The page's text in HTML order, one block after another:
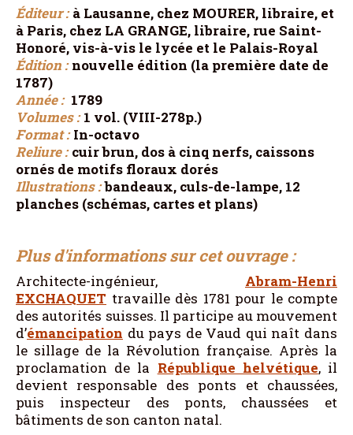
Éditeur :à Lausanne, chez MOURER, libraire, et
à Paris, chez LA GRANGE, libraire, rue Saint-
Honoré, vis-à-vis le lycée et le Palais-Royal
Édition :nouvelle édition (la première date de
1787)
Année :1789
Volumes :1 vol. (VIII-278p.)
Format :In-octavo
Reliure :cuir brun, dos à cinq nerfs, caissons
ornés de motifs floraux dorés
Illustrations :bandeaux, culs-de-lampe, 12
planches (schémas, cartes et plans)
Plus d'informations sur cet ouvrage :
Architecte-ingénieur, Abram-Henri
EXCHAQUET travaille dès 1781 pour le compte
des autorités suisses. Il participe au mouvement
d’émancipation du pays de Vaud qui naît dans
le sillage de la Révolution française. Après la
proclamation de la République helvétique, il
devient responsable des ponts et chaussées,
puis inspecteur des ponts, chaussées et
bâtiments de son canton natal.